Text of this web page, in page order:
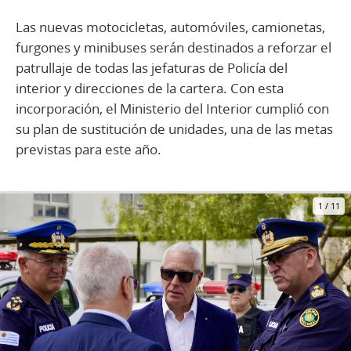
Las nuevas motocicletas, automóviles, camionetas,
furgones y minibuses serán destinados a reforzar el
patrullaje de todas las jefaturas de Policía del
interior y direcciones de la cartera. Con esta
incorporación, el Ministerio del Interior cumplió con
su plan de sustitución de unidades, una de las metas
previstas para este año.
1 / 11